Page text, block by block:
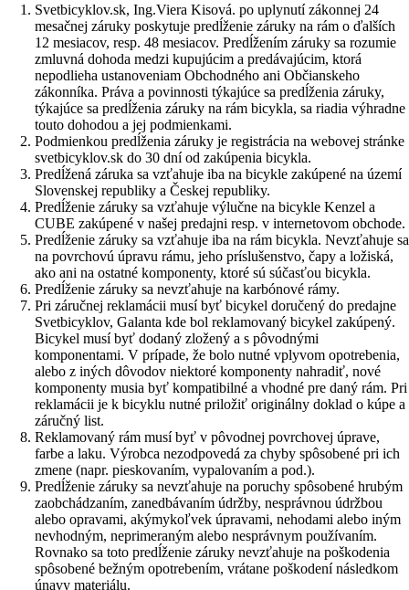
Svetbicyklov.sk, Ing.Viera Kisová. po uplynutí zákonnej 24
mesačnej záruky poskytuje predĺženie záruky na rám o ďalších
12 mesiacov, resp. 48 mesiacov. Predĺžením záruky sa rozumie
zmluvná dohoda medzi kupujúcim a predávajúcim, ktorá
nepodlieha ustanoveniam Obchodného ani Občianskeho
zákonníka. Práva a povinnosti týkajúce sa predĺženia záruky,
týkajúce sa predĺženia záruky na rám bicykla, sa riadia výhradne
touto dohodou a jej podmienkami.
Podmienkou predĺženia záruky je registrácia na webovej stránke
svetbicyklov.sk do 30 dní od zakúpenia bicykla.
Predĺžená záruka sa vzťahuje iba na bicykle zakúpené na území
Slovenskej republiky a Českej republiky.
Predĺženie záruky sa vzťahuje výlučne na bicykle Kenzel a
CUBE zakúpené v našej predajni resp. v internetovom obchode.
Predĺženie záruky sa vzťahuje iba na rám bicykla. Nevzťahuje sa
na povrchovú úpravu rámu, jeho príslušenstvo, čapy a ložiská,
ako ani na ostatné komponenty, ktoré sú súčasťou bicykla.
Predĺženie záruky sa nevzťahuje na karbónové rámy.
Pri záručnej reklamácii musí byť bicykel doručený do predajne
Svetbicyklov, Galanta kde bol reklamovaný bicykel zakúpený.
Bicykel musí byť dodaný zložený a s pôvodnými
komponentami. V prípade, že bolo nutné vplyvom opotrebenia,
alebo z iných dôvodov niektoré komponenty nahradiť, nové
komponenty musia byť kompatibilné a vhodné pre daný rám. Pri
reklamácii je k bicyklu nutné priložiť originálny doklad o kúpe a
záručný list.
Reklamovaný rám musí byť v pôvodnej povrchovej úprave,
farbe a laku. Výrobca nezodpovedá za chyby spôsobené pri ich
zmene (napr. pieskovaním, vypalovaním a pod.).
Predĺženie záruky sa nevzťahuje na poruchy spôsobené hrubým
zaobchádzaním, zanedbávaním údržby, nesprávnou údržbou
alebo opravami, akýmykoľvek úpravami, nehodami alebo iným
nevhodným, neprimeraným alebo nesprávnym používaním.
Rovnako sa toto predĺženie záruky nevzťahuje na poškodenia
spôsobené bežným opotrebením, vrátane poškodení následkom
únavy materiálu.